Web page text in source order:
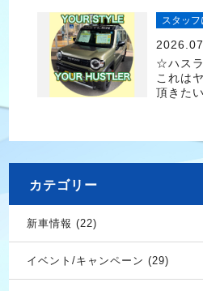
スタッ
☆ハス
これは
頂きた
カテゴリー
新車情報 (22)
イベント/キャンペーン (29)